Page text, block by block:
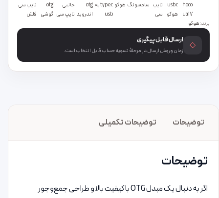
hoco
ua17
usb c
هوکو
تایپ
سی
سامسونگ هوکو
type c به
usb
otg
اندروید
جانبی
تایپ سی
otg
گوشی
تایپ سی
فلش
برند:هوکو
◇ ارسال قابل پیگیری
زمان و روش ارسال در مرحلهٔ تسویه‌حساب قابل انتخاب است.
توضیحات توضیحات تکمیلی
توضیحات
اگر به دنبال یک مبدل OTG با کیفیت بالا و طراحی جمع‌وجور